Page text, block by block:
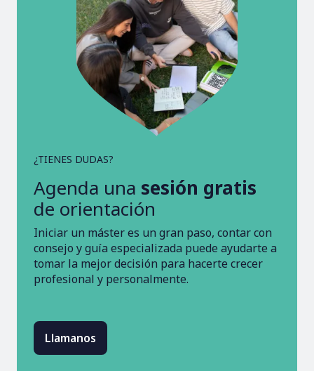
¿TIENES DUDAS?
Agenda una sesión gratis
de orientación
Iniciar un máster es un gran paso, contar con
consejo y guía especializada puede ayudarte a
tomar la mejor decisión para hacerte crecer
profesional y personalmente.
Llamanos